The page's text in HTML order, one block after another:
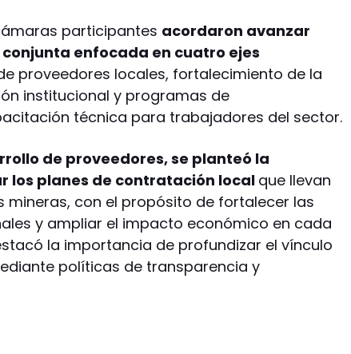
participantes acordaron avanzar
enfocada en cuatro ejes
proveedores locales, fortalecimiento de la
institucional y programas de
técnica para trabajadores del sector.
de proveedores, se planteó la
los planes de contratación local que llevan
mineras, con el propósito de fortalecer las
y ampliar el impacto económico en cada
la importancia de profundizar el vínculo
políticas de transparencia y